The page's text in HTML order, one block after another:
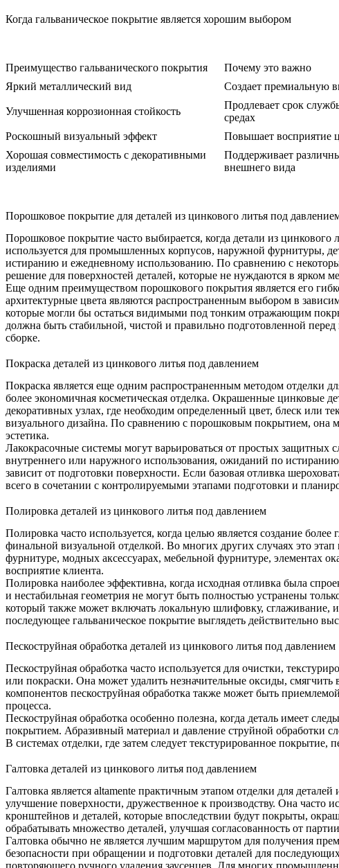
Когда гальваническое покрытие является хорошим выбором
Преимущество гальванического покрытия Почему это важно
Яркий металлический вид
Создает премиальную
Улучшенная коррозионная стойкость
Продлевает срок
средах
Роскошный визуальный эффект
Повышает восприятие
Хорошая совместимость с декоративными
изделиями
Поддерживает
внешнего вида
Порошковое покрытие для деталей из цинкового литья под
Порошковое покрытие часто выбирается, когда детали из
используется для промышленных корпусов, наружной фурнитуры,
истиранию и ежедневному использованию. По сравнению с
решение для поверхностей деталей, которые не нуждаются в ярком
Еще одним преимуществом порошкового покрытия является его
архитектурные цвета являются распространенным выбором в
которые могли бы остаться видимыми под тонким отражающим
должна быть стабильной, чистой и правильно подготовленной
сборке.
Покраска деталей из цинкового литья под давлением
Покраска является еще одним распространенным методом отделки
более экономичная косметическая отделка. Окрашенные цинковые
декоративных узлах, где необходим определенный цвет, блеск или
визуального дизайна. По сравнению с порошковым покрытием, она
эстетика.
Лакокрасочные системы могут варьироваться от простых защитных
внутреннего или наружного использования, ожиданий по
зависит от подготовки поверхности. Если базовая отливка
всего в сочетании с контролируемыми этапами подготовки и
Полировка деталей из цинкового литья под давлением
Полировка часто используется, когда целью является создание
финальной визуальной отделкой. Во многих других случаях это
фурнитуре, модных аксессуарах, мебельной фурнитуре, элементах
восприятие клиента.
Полировка наиболее эффективна, когда исходная отливка была
и нестабильная геометрия не могут быть полностью устранены
который также может включать локальную шлифовку, сглаживание,
последующее гальваническое покрытие выглядеть действительно
Пескоструйная обработка деталей из цинкового литья под давлением
Пескоструйная обработка часто используется для очистки,
или покраски. Она может удалить незначительные оксиды,
компонентов пескоструйная обработка также может быть
процесса.
Пескоструйная обработка особенно полезна, когда деталь имеет
покрытием. Абразивный материал и давление струйной обработки
В системах отделки, где затем следует текстурированное
Галтовка деталей из цинкового литья под давлением
Галтовка является altamente практичным этапом отделки для
улучшение поверхности, дружественное к производству. Она часто
кронштейнов и деталей, которые впоследствии будут покрыты,
обрабатывать множество деталей, улучшая согласованность от
Галтовка обычно не является лучшим маршрутом для получения
безопасности при обращении и подготовки деталей для